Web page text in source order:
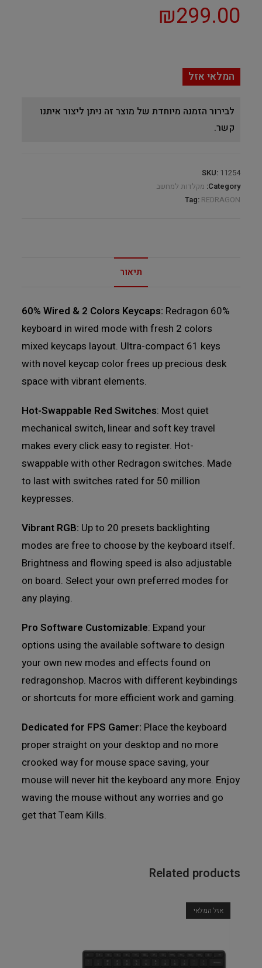
₪299.00
המלאי אזל
לבירור הזמנה מיוחדת של מוצר זה ניתן ליצור איתנו
קשר.
SKU: 11254
Category: מקלדות למחשב
Tag: REDRAGON
תיאור
60% Wired & 2 Colors Keycaps: Redragon 60%
keyboard in wired mode with fresh 2 colors
mixed keycaps layout. Ultra-compact 61 keys
with novel keycap color frees up precious desk
space with vibrant elements.
Hot-Swappable Red Switches: Most quiet
mechanical switch, linear and soft key travel
makes every click easy to register. Hot-
swappable with other Redragon switches. Made
to last with switches rated for 50 million
keypresses.
Vibrant RGB: Up to 20 presets backlighting
modes are free to choose by the keyboard itself.
Brightness and flowing speed is also adjustable
on board. Select your own preferred modes for
any playing.
Pro Software Customizable: Expand your
options using the available software to design
your own new modes and effects found on
redragonshop. Macros with different keybindings
or shortcuts for more efficient work and gaming.
Dedicated for FPS Gamer: Place the keyboard
proper straight on your desktop and no more
crooked way for mouse space saving, your
mouse will never hit the keyboard any more. Enjoy
waving the mouse without any worries and go
get that Team Kills.
Related products
אזל המלאי